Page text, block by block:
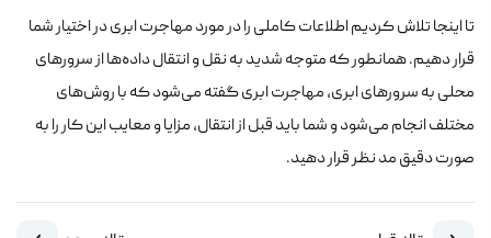
تا اینجا تلاش کردیم اطلاعات کاملی را در مورد مهاجرت ابری در اختیار شما
قرار دهیم. همانطور که متوجه شدید به نقل و انتقال داده‌ها از سرورهای
محلی به سرورهای ابری، مهاجرت ابری گفته می‌شود که با روش‌های
مختلف انجام می‌شود و شما باید قبل از انتقال، مزایا و معایب این کار را به
صورت دقیق مد نظر قرار دهید.